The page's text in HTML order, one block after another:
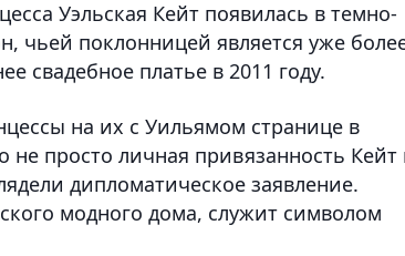
Уэльская Кейт появилась в темно-
чьей поклонницей является уже
свадебное платье в 2011 году.
на их с Уильямом странице в
не просто личная привязанность Кейт
дипломатическое заявление.
модного дома, служит символом